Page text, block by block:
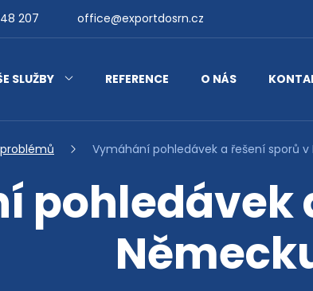
207 office@exportdosrn.cz
SLUŽBY REFERENCE O NÁS
Vymáhání pohledávek a řešení sporů v
pohledávek